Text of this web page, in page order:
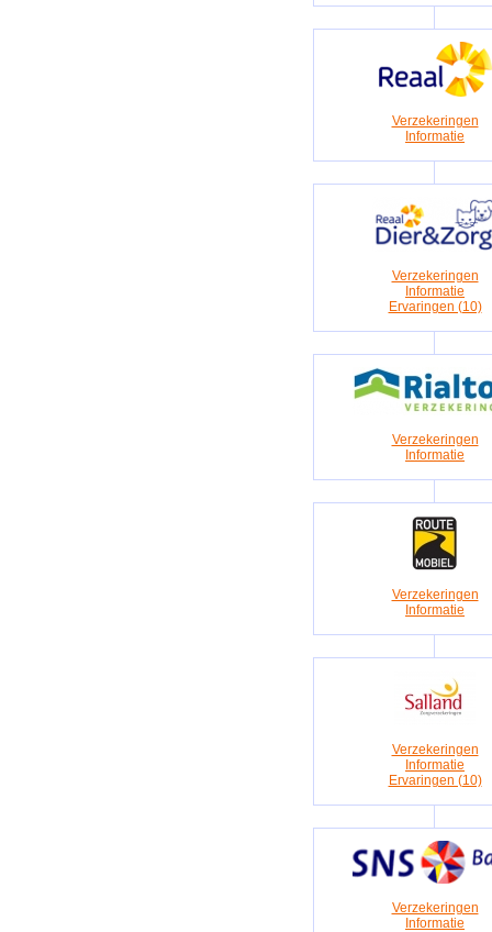
Verzekeringen
Informatie
Verzekeringen
Informatie
Ervaringen (10)
Verzekeringen
Informatie
Verzekeringen
Informatie
Verzekeringen
Informatie
Ervaringen (10)
Verzekeringen
Informatie